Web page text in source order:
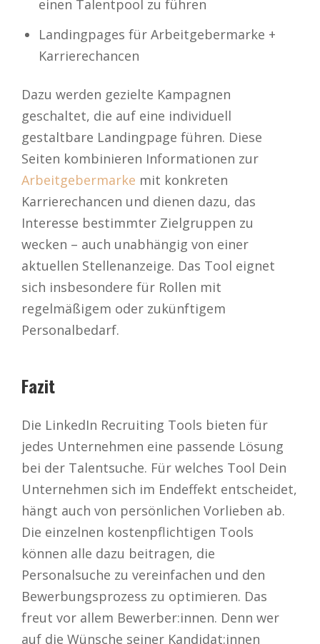
einen Talentpool zu führen
Landingpages für Arbeitgebermarke +
Karrierechancen
Dazu werden gezielte Kampagnen
geschaltet, die auf eine individuell
gestaltbare Landingpage führen. Diese
Seiten kombinieren Informationen zur
Arbeitgebermarke mit konkreten
Karrierechancen und dienen dazu, das
Interesse bestimmter Zielgruppen zu
wecken – auch unabhängig von einer
aktuellen Stellenanzeige. Das Tool eignet
sich insbesondere für Rollen mit
regelmäßigem oder zukünftigem
Personalbedarf.
Fazit
Die LinkedIn Recruiting Tools bieten für
jedes Unternehmen eine passende Lösung
bei der Talentsuche. Für welches Tool Dein
Unternehmen sich im Endeffekt entscheidet,
hängt auch von persönlichen Vorlieben ab.
Die einzelnen kostenpflichtigen Tools
können alle dazu beitragen, die
Personalsuche zu vereinfachen und den
Bewerbungsprozess zu optimieren. Das
freut vor allem Bewerber:innen. Denn wer
auf die Wünsche seiner Kandidat:innen